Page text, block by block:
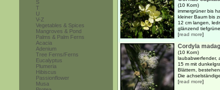
S
T
U
V-Z
Vegetables & Spices
Mangroves & Pond
Palms & Palm Ferns
Acacia
Adenium
Tree Ferns/Ferns
Eucalyptus
Plumeria
Hibiscus
Passionflower
Musa
(10 Korn)
immergrüner bis
kleiner Baum bis
12 cm langen,
glänzend
[read more]
Cordyla
(10 Korn)
laubabwerfender,
15 m mit
Blättern,
Die
[read more]